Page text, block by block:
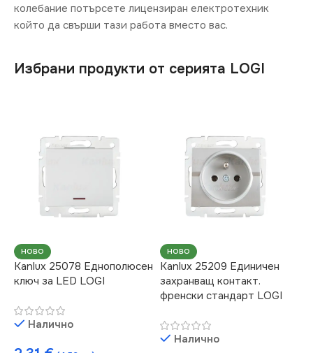
колебание потърсете лицензиран електротехник
който да свърши тази работа вместо вас.
Избрани продукти от серията LOGI
НОВО
Kanlux 25078 Еднополюсен
ключ за LED LOGI
Налично
НОВО
Kanlux 25209 Единичен
захранващ контакт.
френски стандарт LOGI
Налично